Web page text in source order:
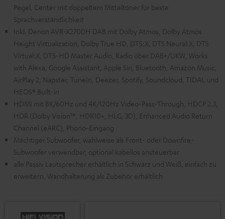
Pegel, Center mit doppeltem Mitteltöner für beste
Sprachverständlichkeit
Inkl. Denon AVR-X2700H DAB mit Dolby Atmos, Dolby Atmos
Height Virtualization, Dolby True HD, DTS:X, DTS Neural:X, DTS
Virtual:X, DTS-HD Master Audio, Radio über DAB+/UKW, Works
with Alexa, Google Assistant, Apple Siri, Bluetooth, Amazon Music,
AirPlay 2, Napster, TuneIn, Deezer, Spotify, Soundcloud, TIDAL und
HEOS® Built-in
HDMI mit 8K/60Hz und 4K/120Hz Video-Pass-Through, HDCP 2.3,
HDR (Dolby Vision™, HDR10+, HLG, 3D), Enhanced Audio Return
Channel (eARC), Phono-Eingang
Mächtiger Subwoofer, wahlweise als Front- oder Downfire-
Subwoofer verwendbar, optional kabellos ansteuerbar
alle Passiv Lautsprecher erhältlich in Schwarz und Weiß, einfach zu
erweitern, Wandhalterung als Zubehör erhältlich